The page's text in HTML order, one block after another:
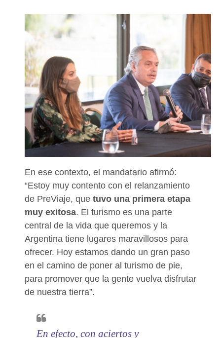
En ese contexto, el mandatario afirmó:
“Estoy muy contento con el relanzamiento
de PreViaje, que tuvo una primera etapa
muy exitosa. El turismo es una parte
central de la vida que queremos y la
Argentina tiene lugares maravillosos para
ofrecer. Hoy estamos dando un gran paso
en el camino de poner al turismo de pie,
para promover que la gente vuelva disfrutar
de nuestra tierra”.
En efecto, con aciertos y